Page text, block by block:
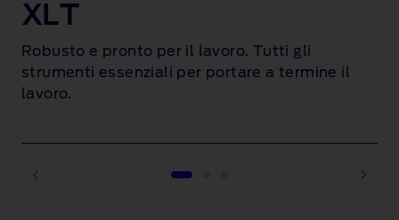
XLT
Robusto e pronto per il lavoro. Tutti gli
strumenti essenziali per portare a termine il
lavoro.